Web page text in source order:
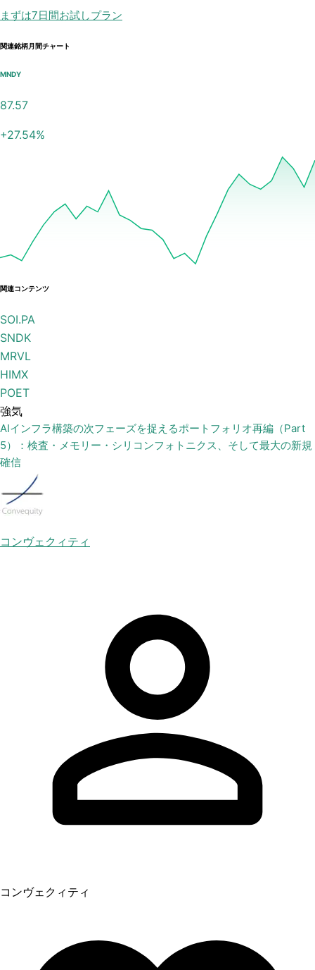
まずは7日間お試しプラン
関連銘柄月間チャート
MNDY
87.57
+27.54%
関連コンテンツ
SOI.PA
SNDK
MRVL
HIMX
POET
強気
AIインフラ構築の次フェーズを捉えるポートフォリオ再編（Part
5）：検査・メモリー・シリコンフォトニクス、そして最大の新規
確信
コンヴェクィティ
コンヴェクィティ